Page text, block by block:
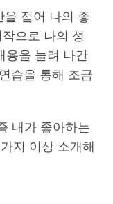
접어 나의 좋
으로 나의 성
용을 늘려 나간
습을 통해 조금
내가 좋아하는
지 이상 소개해